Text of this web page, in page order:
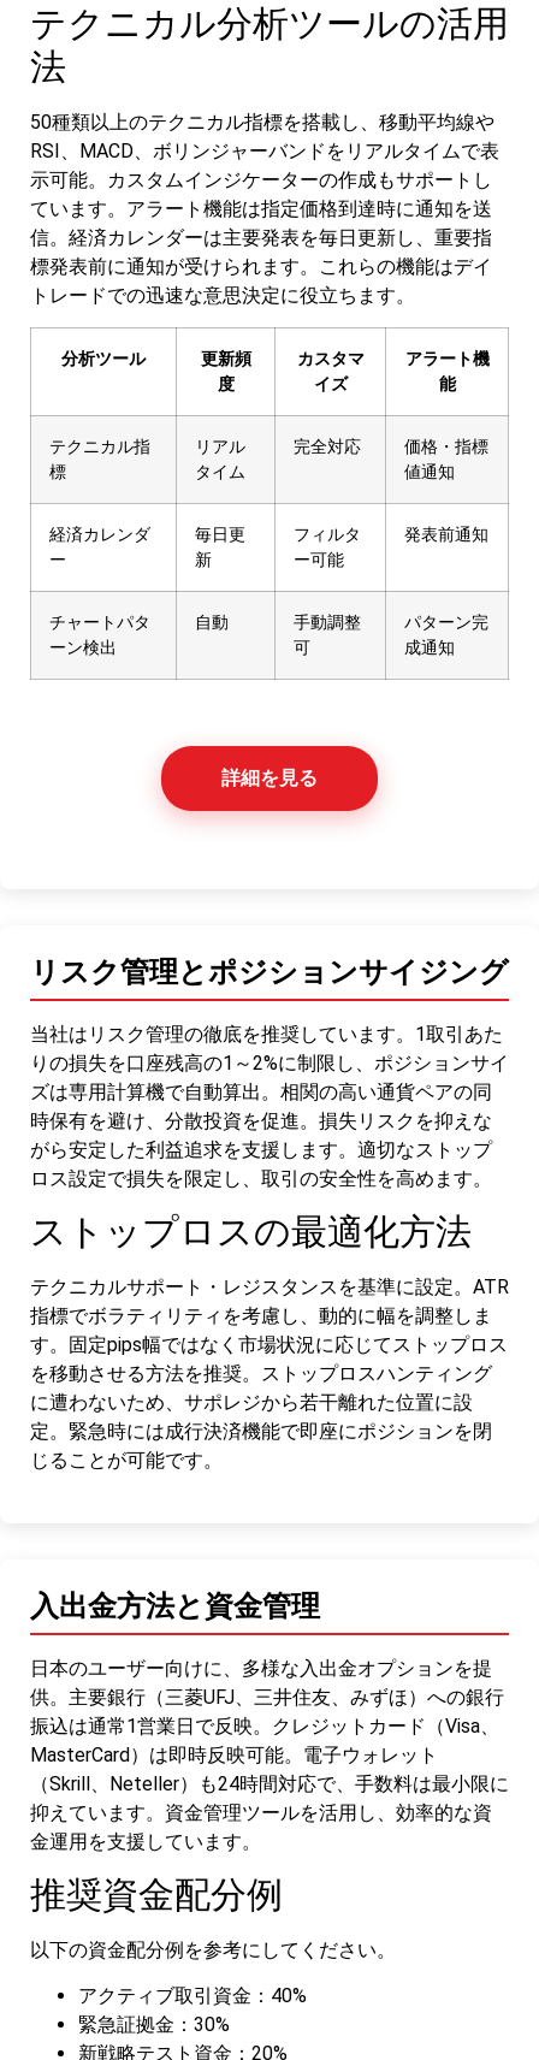
テクニカル分析ツールの活用
法
50種類以上のテクニカル指標を搭載し、移動平均線や
RSI、MACD、ボリンジャーバンドをリアルタイムで表
示可能。カスタムインジケーターの作成もサポートし
ています。アラート機能は指定価格到達時に通知を送
信。経済カレンダーは主要発表を毎日更新し、重要指
標発表前に通知が受けられます。これらの機能はデイ
トレードでの迅速な意思決定に役立ちます。
分析ツール
更新頻
度
カスタマ
イズ
アラート機
能
テクニカル指
標
リアル
タイム
完全対応
価格・指標
値通知
経済カレンダ
ー
毎日更
新
フィルタ
ー可能
発表前通知
チャートパタ
ーン検出
自動
手動調整
可
パターン完
成通知
詳細を見る
リスク管理とポジションサイジング
当社はリスク管理の徹底を推奨しています。1取引あた
りの損失を口座残高の1～2%に制限し、ポジションサイ
ズは専用計算機で自動算出。相関の高い通貨ペアの同
時保有を避け、分散投資を促進。損失リスクを抑えな
がら安定した利益追求を支援します。適切なストップ
ロス設定で損失を限定し、取引の安全性を高めます。
ストップロスの最適化方法
テクニカルサポート・レジスタンスを基準に設定。ATR
指標でボラティリティを考慮し、動的に幅を調整しま
す。固定pips幅ではなく市場状況に応じてストップロス
を移動させる方法を推奨。ストップロスハンティング
に遭わないため、サポレジから若干離れた位置に設
定。緊急時には成行決済機能で即座にポジションを閉
じることが可能です。
入出金方法と資金管理
日本のユーザー向けに、多様な入出金オプションを提
供。主要銀行（三菱UFJ、三井住友、みずほ）への銀行
振込は通常1営業日で反映。クレジットカード（Visa、
MasterCard）は即時反映可能。電子ウォレット
（Skrill、Neteller）も24時間対応で、手数料は最小限に
抑えています。資金管理ツールを活用し、効率的な資
金運用を支援しています。
推奨資金配分例
以下の資金配分例を参考にしてください。
アクティブ取引資金：40%
緊急証拠金：30%
新戦略テスト資金：20%